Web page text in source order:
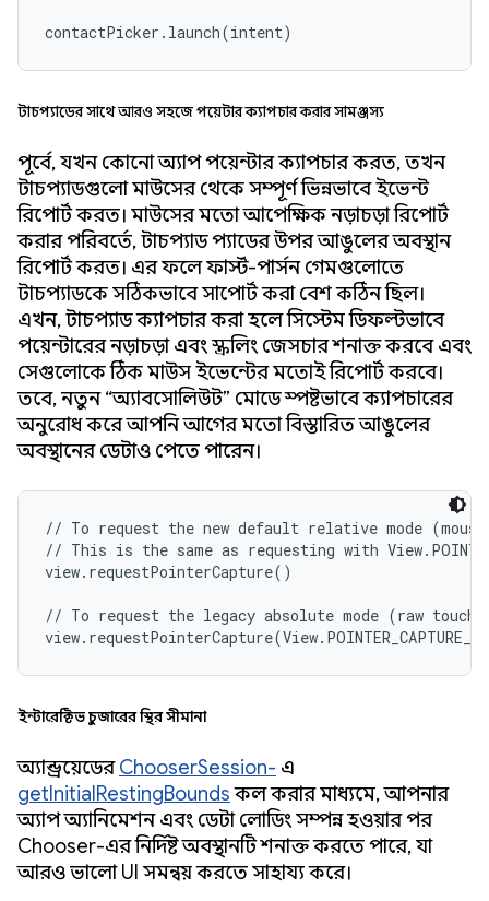
contactPicker.launch(intent)
টাচপ্যাডের সাথে আরও সহজে পয়েন্টার ক্যাপচার করার সামঞ্জস্য
পূর্বে, যখন কোনো অ্যাপ পয়েন্টার ক্যাপচার করত, তখন
টাচপ্যাডগুলো মাউসের থেকে সম্পূর্ণ ভিন্নভাবে ইভেন্ট
রিপোর্ট করত। মাউসের মতো আপেক্ষিক নড়াচড়া রিপোর্ট
করার পরিবর্তে, টাচপ্যাড প্যাডের উপর আঙুলের অবস্থান
রিপোর্ট করত। এর ফলে ফার্স্ট-পার্সন গেমগুলোতে
টাচপ্যাডকে সঠিকভাবে সাপোর্ট করা বেশ কঠিন ছিল।
এখন, টাচপ্যাড ক্যাপচার করা হলে সিস্টেম ডিফল্টভাবে
পয়েন্টারের নড়াচড়া এবং স্ক্রলিং জেসচার শনাক্ত করবে এবং
সেগুলোকে ঠিক মাউস ইভেন্টের মতোই রিপোর্ট করবে।
তবে, নতুন “অ্যাবসোলিউট” মোডে স্পষ্টভাবে ক্যাপচারের
অনুরোধ করে আপনি আগের মতো বিস্তারিত আঙুলের
অবস্থানের ডেটাও পেতে পারেন।
// To request the new default relative mode
// This is the same as requesting with
view.requestPointerCapture()
// To request the legacy absolute mode (raw touch
ইন্টারেক্টিভ চুজারের স্থির সীমানা
অ্যান্ড্রয়েডেরChooserSession- এ
getInitialRestingBoundsকল করার মাধ্যমে, আপনার
অ্যাপ অ্যানিমেশন এবং ডেটা লোডিং সম্পন্ন হওয়ার পর
Chooser-এর নির্দিষ্ট অবস্থানটি শনাক্ত করতে পারে, যা
আরও ভালো UI সমন্বয় করতে সাহায্য করে।